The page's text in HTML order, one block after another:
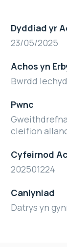
Dyddiad yr
23/05/2025
Achos yn
Bwrdd
Pwnc
cleifion
Cyfeirnod
202501224
Canlyniad
Datrys yn